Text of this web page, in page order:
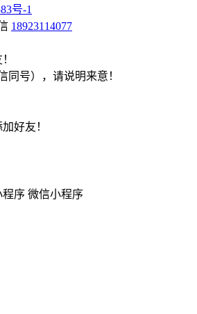
号-1
18923114077
同号），请说明来意！
好友！
微信小程序